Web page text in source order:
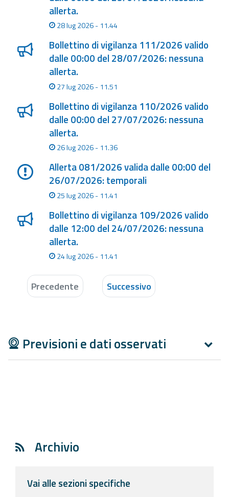
allerta.
28 lug 2026 - 11.44
Bollettino di vigilanza 111/2026 valido
dalle 00:00 del 28/07/2026: nessuna
allerta.
27 lug 2026 - 11.51
Bollettino di vigilanza 110/2026 valido
dalle 00:00 del 27/07/2026: nessuna
allerta.
26 lug 2026 - 11.36
Allerta 081/2026 valida dalle 00:00 del
26/07/2026: temporali
25 lug 2026 - 11.41
Bollettino di vigilanza 109/2026 valido
dalle 12:00 del 24/07/2026: nessuna
allerta.
24 lug 2026 - 11.41
Precedente Successivo
Previsioni e dati osservati
Archivio
Vai alle sezioni specifiche